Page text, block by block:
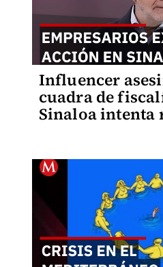
Influencer
cuadra de
Sinaloa intenta